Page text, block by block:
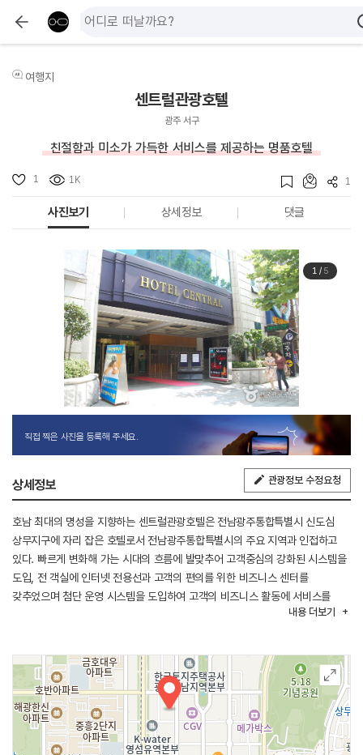
여행지
센트럴관광호텔
광주 서구
친절함과 미소가 가득한 서비스를 제공하는 명품호텔
1 1K 1
사진보기 상세정보 댓글
1/ 5
직접 찍은 사진을 등록해 주세요.
상세정보 관광정보 수정요청
호남 최대의 명성을 지향하는 센트럴관광호텔은 전남광주통합특별시 신도심
상무지구에 자리 잡은 호텔로서 전남광주통합특별시의 주요 지역과 인접하고
있다. 빠르게 변화해 가는 시대의 흐름에 발맞추어 고객중심의 강화된 시스템을
도입, 전 객실에 인터넷 전용선과 고객의 편의를 위한 비즈니스 센터를
갖추었으며 첨단 운영 시스템을 도입하여 고객의 비즈니스 활동에 서비스를
제공하고 있다. 센트럴관광호텔은 전 직원이 항상 친절함과 미소가 가득한
문화와 서비스를 더해, 색다르고 놀라운 만족의 경험을 제공하고 있다.
고급스럽고 안정된 분위기를 주는 인테리어, 고급 가구와 집기들, 각 객실의
인터넷 설치 등 최고의 시설과 더불어 서비스도 특별하다.
센트럴관광호텔에서만 느낄 수 있는 세심한 서비스를 느낄 수 있다. 보석처럼
빛나는 공간, 고급스럽고 우아한 분위기에 비즈니스 맨들을 위한 시설물까지
갖춘 아늑한 객실들이 준비되어 있다. 고급스럽고 격조 있는 분위기와
내용 더보기